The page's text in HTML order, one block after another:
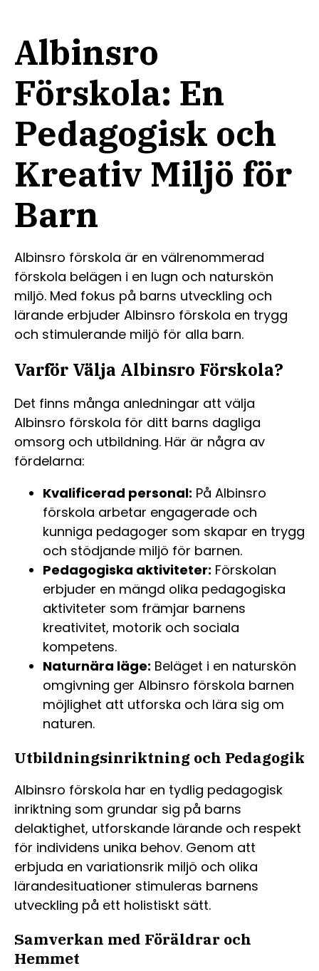
Albinsro
Förskola: En
Pedagogisk och
Kreativ Miljö för
Barn
Albinsro förskola är en välrenommerad
förskola belägen i en lugn och naturskön
miljö. Med fokus på barns utveckling och
lärande erbjuder Albinsro förskola en trygg
och stimulerande miljö för alla barn.
Varför Välja Albinsro Förskola?
Det finns många anledningar att välja
Albinsro förskola för ditt barns dagliga
omsorg och utbildning. Här är några av
fördelarna:
Kvalificerad personal: På Albinsro
förskola arbetar engagerade och
kunniga pedagoger som skapar en trygg
och stödjande miljö för barnen.
Pedagogiska aktiviteter: Förskolan
erbjuder en mängd olika pedagogiska
aktiviteter som främjar barnens
kreativitet, motorik och sociala
kompetens.
Naturnära läge: Beläget i en naturskön
omgivning ger Albinsro förskola barnen
möjlighet att utforska och lära sig om
naturen.
Utbildningsinriktning och Pedagogik
Albinsro förskola har en tydlig pedagogisk
inriktning som grundar sig på barns
delaktighet, utforskande lärande och respekt
för individens unika behov. Genom att
erbjuda en variationsrik miljö och olika
lärandesituationer stimuleras barnens
utveckling på ett holistiskt sätt.
Samverkan med Föräldrar och
Hemmet